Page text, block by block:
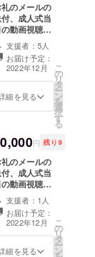
のメールの
、成人式当
の動画視聴
の送付、成
式当日の動画
ンドロール
お名前を記
郷土料理教
で作った糸島
載を希望さ
るお名前をご
ください。
支援者：5人
お届け予定：
2022年12月
細を見る
こ
の
リ
タ
ー
ン
を
選
択
す
る
円 残り9
のメールの
、成人式当
の動画視聴
の送付、成
式当日の動画
ンドロール
お名前を記
郷土料理教
で作った糸島
支援者：1人
お届け予定：
2022年12月
細を見る
こ
の
リ
タ
ー
ン